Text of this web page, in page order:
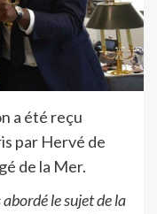
a été reçu
par Hervé de
de la Mer.
le sujet de la